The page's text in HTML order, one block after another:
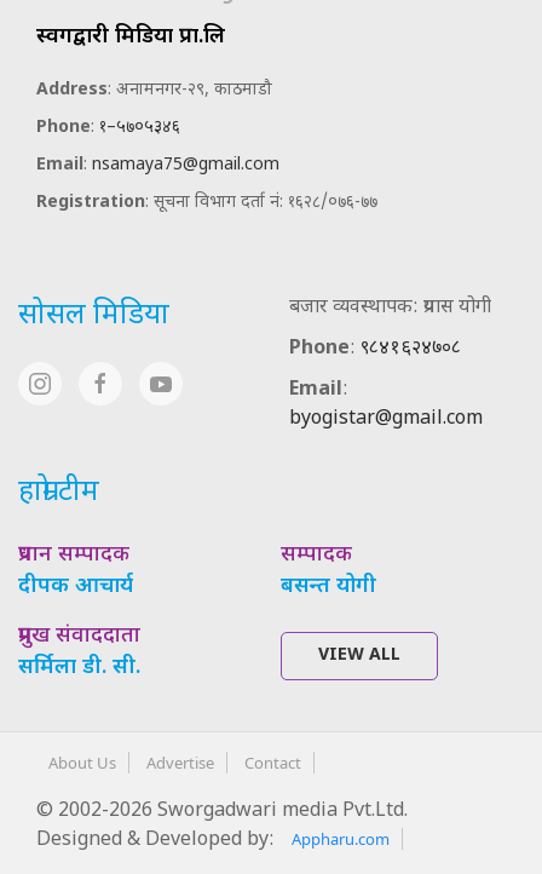
स्वर्गद्वारी मिडिया प्रा.लि
Address: अनामनगर-२९, काठमाडौ
Phone: १–५७०५३४६
Email: nsamaya75@gmail.com
Registration: सूचना विभाग दर्ता नं: १६२८/०७६-७७
सोसल मिडिया
बजार व्यवस्थापक: प्रयास योगी
Phone: ९८४१६२४७०८
Email:
byogistar@gmail.com
हाम्रो टीम
प्रधान सम्पादक
दीपक आचार्य
सम्पादक
बसन्त योगी
प्रमुख संवाददाता
सर्मिला डी. सी.
VIEW ALL
About Us Advertise Contact
© 2002-2026 Sworgadwari media Pvt.Ltd.
Designed & Developed by:
Appharu.com